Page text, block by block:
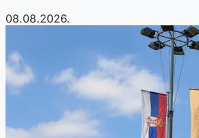
08.08.2026.